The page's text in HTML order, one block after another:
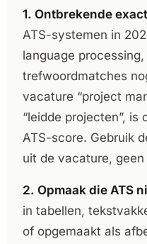
1. Ontbrekende
ATS-systemen in
language
trefwoordmatches
vacature “project
“leidde projecten”,
ATS-score. Gebruik
uit de vacature,
2. Opmaak die ATS
in tabellen,
of opgemaakt als